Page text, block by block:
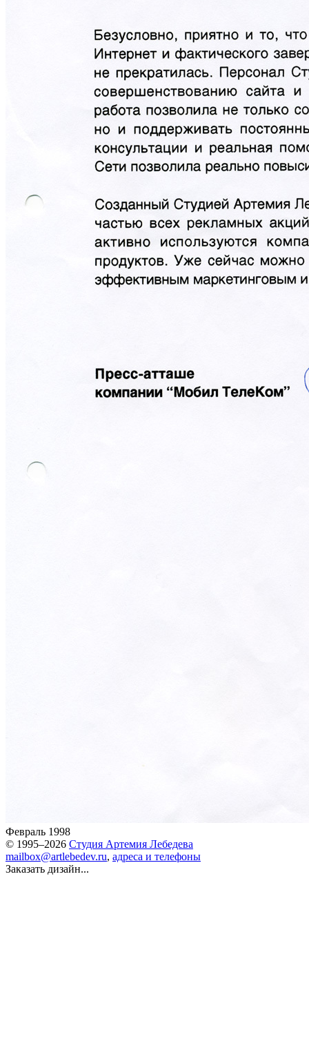
Февраль 1998
© 1995–2026 Студия Артемия Лебедева
mailbox@artlebedev.ru, адреса и телефоны
Заказать дизайн...